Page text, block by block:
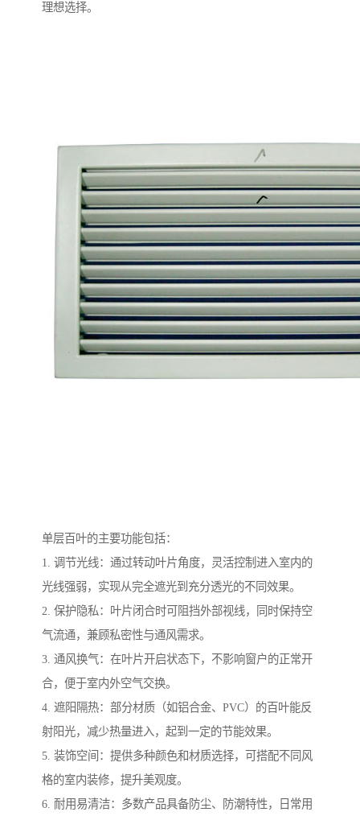
理想选择。
单层百叶的主要功能包括：
1. 调节光线：通过转动叶片角度，灵活控制进入室内的
光线强弱，实现从完全遮光到充分透光的不同效果。
2. 保护隐私：叶片闭合时可阻挡外部视线，同时保持空
气流通，兼顾私密性与通风需求。
3. 通风换气：在叶片开启状态下，不影响窗户的正常开
合，便于室内外空气交换。
4. 遮阳隔热：部分材质（如铝合金、PVC）的百叶能反
射阳光，减少热量进入，起到一定的节能效果。
5. 装饰空间：提供多种颜色和材质选择，可搭配不同风
格的室内装修，提升美观度。
6. 耐用易清洁：多数产品具备防尘、防潮特性，日常用